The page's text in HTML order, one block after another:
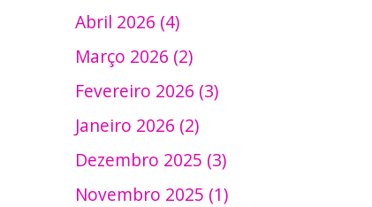
Abril 2026 (4)
Março 2026 (2)
Fevereiro 2026 (3)
Janeiro 2026 (2)
Dezembro 2025 (3)
Novembro 2025 (1)